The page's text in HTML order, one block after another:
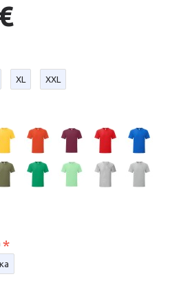
XL XXL